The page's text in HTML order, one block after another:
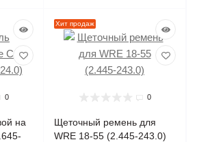
0
на
Хит продаж
0
Щеточный ремень для
WRE 18-55 (2.445-243.0)